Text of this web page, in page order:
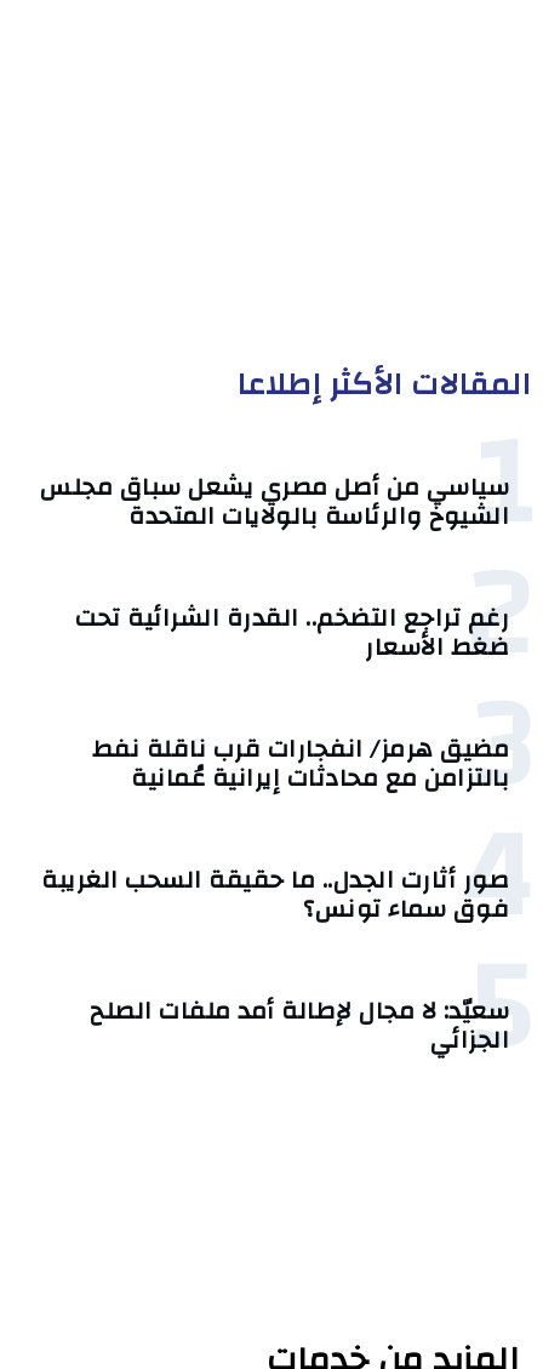
المقالات الأكثر إطلاعا
1
سياسي من أصل مصري يشعل سباق مجلس
الشيوخ والرئاسة بالولايات المتحدة
2
رغم تراجع التضخم.. القدرة الشرائية تحت
ضغط الأسعار
3
مضيق هرمز/ انفجارات قرب ناقلة نفط
بالتزامن مع محادثات إيرانية عُمانية
4
صور أثارت الجدل.. ما حقيقة السحب الغريبة
فوق سماء تونس؟
5
سعيّد: لا مجال لإطالة أمد ملفات الصلح
الجزائي